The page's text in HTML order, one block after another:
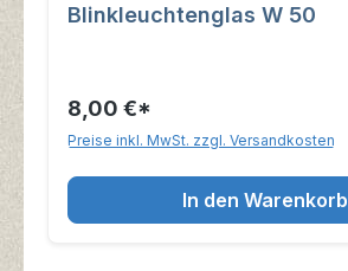
Blinkleuchtenglas W 50
8,00 €*
Preise inkl. MwSt. zzgl. Versandkosten
In den Warenkorb